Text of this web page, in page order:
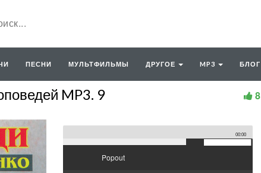
ПЕСНИ МУЛЬТФИЛЬМЫ ДРУГОЕ MP3 БЛОГ
MP3. 9 8
00:00
Popout